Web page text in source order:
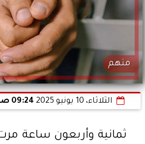
متهم
الثلاثاء، 10 يونيو 2025 09:24 صـ
ثمانية وأربعون ساعة